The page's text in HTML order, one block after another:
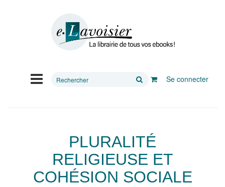
Rechercher
Se connecter
PLURALITÉ
RELIGIEUSE ET
COHÉSION SOCIALE